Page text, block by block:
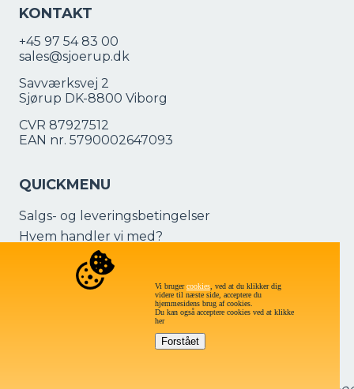
KONTAKT
+45 97 54 83 00
sales@sjoerup.dk
Savværksvej 2
Sjørup DK-8800 Viborg
CVR 87927512
EAN nr. 5790002647093
QUICKMENU
Salgs- og leveringsbetingelser
Hvem handler vi med?
Forsendelser og fragt
Returvarer
Vi brugercookies, ved at du klikker dig
videre til næste side, acceptere du
hjemmesidens brug af cookies.
Du kan også acceptere cookies ved at klikke
her